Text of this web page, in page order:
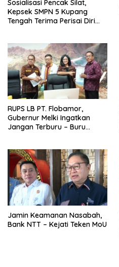
Sosialisasi Pencak Silat,
Kepsek SMPN 5 Kupang
Tengah Terima Perisai Diri
RUPS LB PT. Flobamor,
Gubernur Melki Ingatkan
Jangan Terburu – Buru
Jamin Keamanan Nasabah,
Bank NTT – Kejati Teken MoU